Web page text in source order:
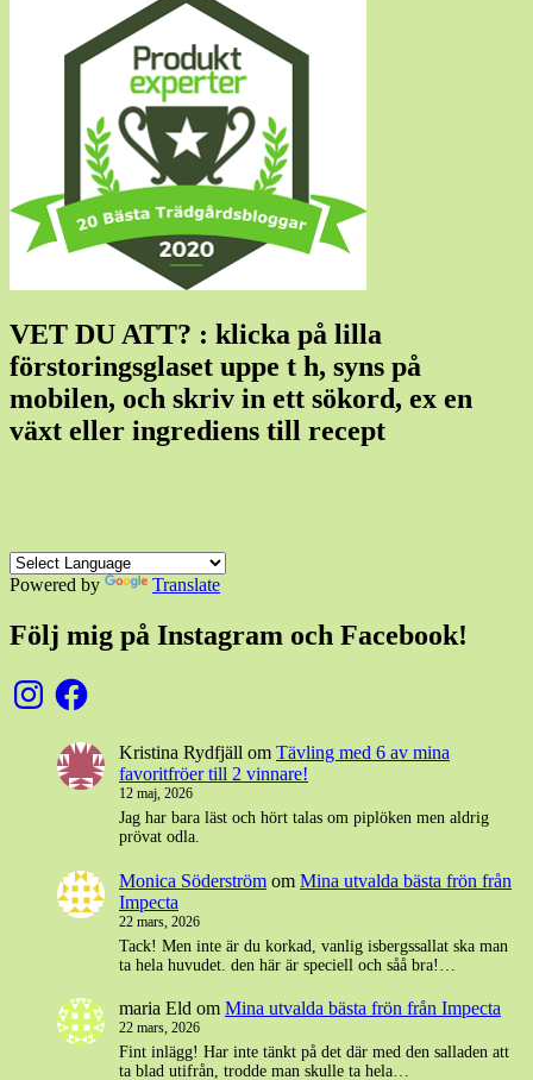
VET DU ATT? : klicka på lilla
förstoringsglaset uppe t h, syns på
mobilen, och skriv in ett sökord, ex en
växt eller ingrediens till recept
Powered by Translate
Följ mig på Instagram och Facebook!
InstagramFacebook
Kristina Rydfjäll om Tävling med 6 av mina
favoritfröer till 2 vinnare!
12 maj, 2026
Jag har bara läst och hört talas om piplöken men aldrig
prövat odla.
Monica Söderström om Mina utvalda bästa frön från
Impecta
22 mars, 2026
Tack! Men inte är du korkad, vanlig isbergssallat ska man
ta hela huvudet. den här är speciell och såå bra!…
maria Eld om Mina utvalda bästa frön från Impecta
22 mars, 2026
Fint inlägg! Har inte tänkt på det där med den salladen att
ta blad utifrån, trodde man skulle ta hela…